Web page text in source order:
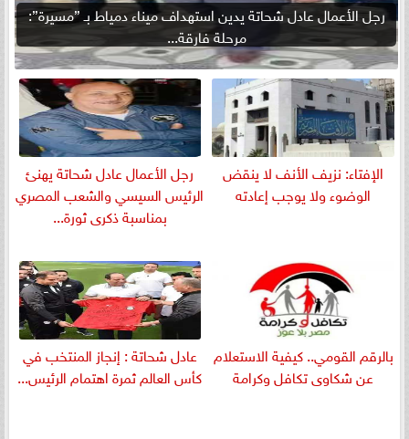
رجل الأعمال عادل شحاتة يدين استهداف ميناء دمياط بـ ”مسيرة”:
مرحلة فارقة...
الإفتاء: نزيف الأنف لا ينقض
الوضوء ولا يوجب إعادته
رجل الأعمال عادل شحاتة يهنئ
الرئيس السيسي والشعب المصري
بمناسبة ذكرى ثورة...
بالرقم القومي.. كيفية الاستعلام
عن شكاوى تكافل وكرامة
عادل شحاتة : إنجاز المنتخب في
كأس العالم ثمرة اهتمام الرئيس...